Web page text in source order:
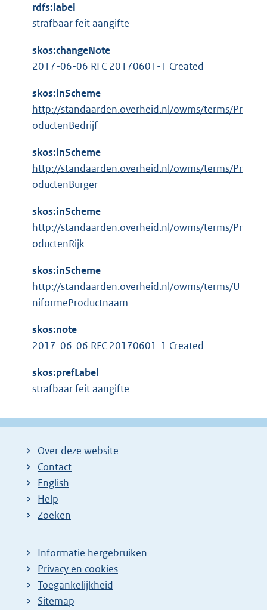
k
:
n
k
e
r
n
e
i
n
k
rdfs:label
strafbaar feit aangifte
skos:changeNote
2017-06-06 RFC 20170601-1 Created
skos:inScheme
http://standaarden.overheid.nl/owms/terms/Pr
oductenBedrijf
skos:inScheme
http://standaarden.overheid.nl/owms/terms/Pr
oductenBurger
skos:inScheme
http://standaarden.overheid.nl/owms/terms/Pr
oductenRijk
skos:inScheme
http://standaarden.overheid.nl/owms/terms/U
niformeProductnaam
skos:note
2017-06-06 RFC 20170601-1 Created
skos:prefLabel
strafbaar feit aangifte
Over deze website
Contact
English
Help
Zoeken
Informatie hergebruiken
Privacy en cookies
Toegankelijkheid
Sitemap